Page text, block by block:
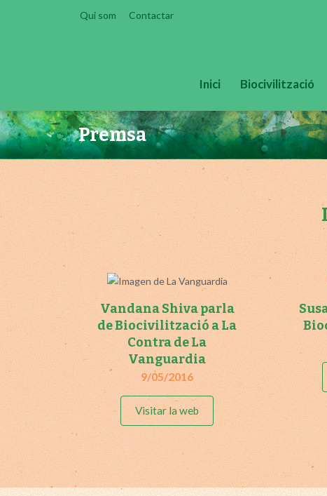
Qui som Contactar
Inici Biocivilització
Premsa
Vandana Shiva parla
de Biocivilització a La
Contra de La
Vanguardia
9/05/2016
Visitar la web